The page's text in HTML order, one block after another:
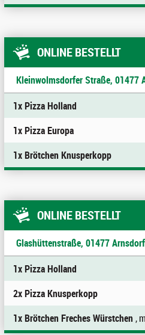
ONLINE BESTELLT
Kleinwolmsdorfer Straße, 01477
1x Pizza Holland
1x Pizza Europa
1x Brötchen Knusperkopp
ONLINE BESTELLT
Glashüttenstraße, 01477
1x Pizza Holland
2x Pizza Knusperkopp
1x Brötchen Freches Würstchen,